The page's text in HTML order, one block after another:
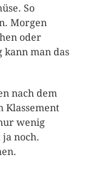
So
Morgen
oder
man das
nach dem
Klassement
wenig
ja noch.